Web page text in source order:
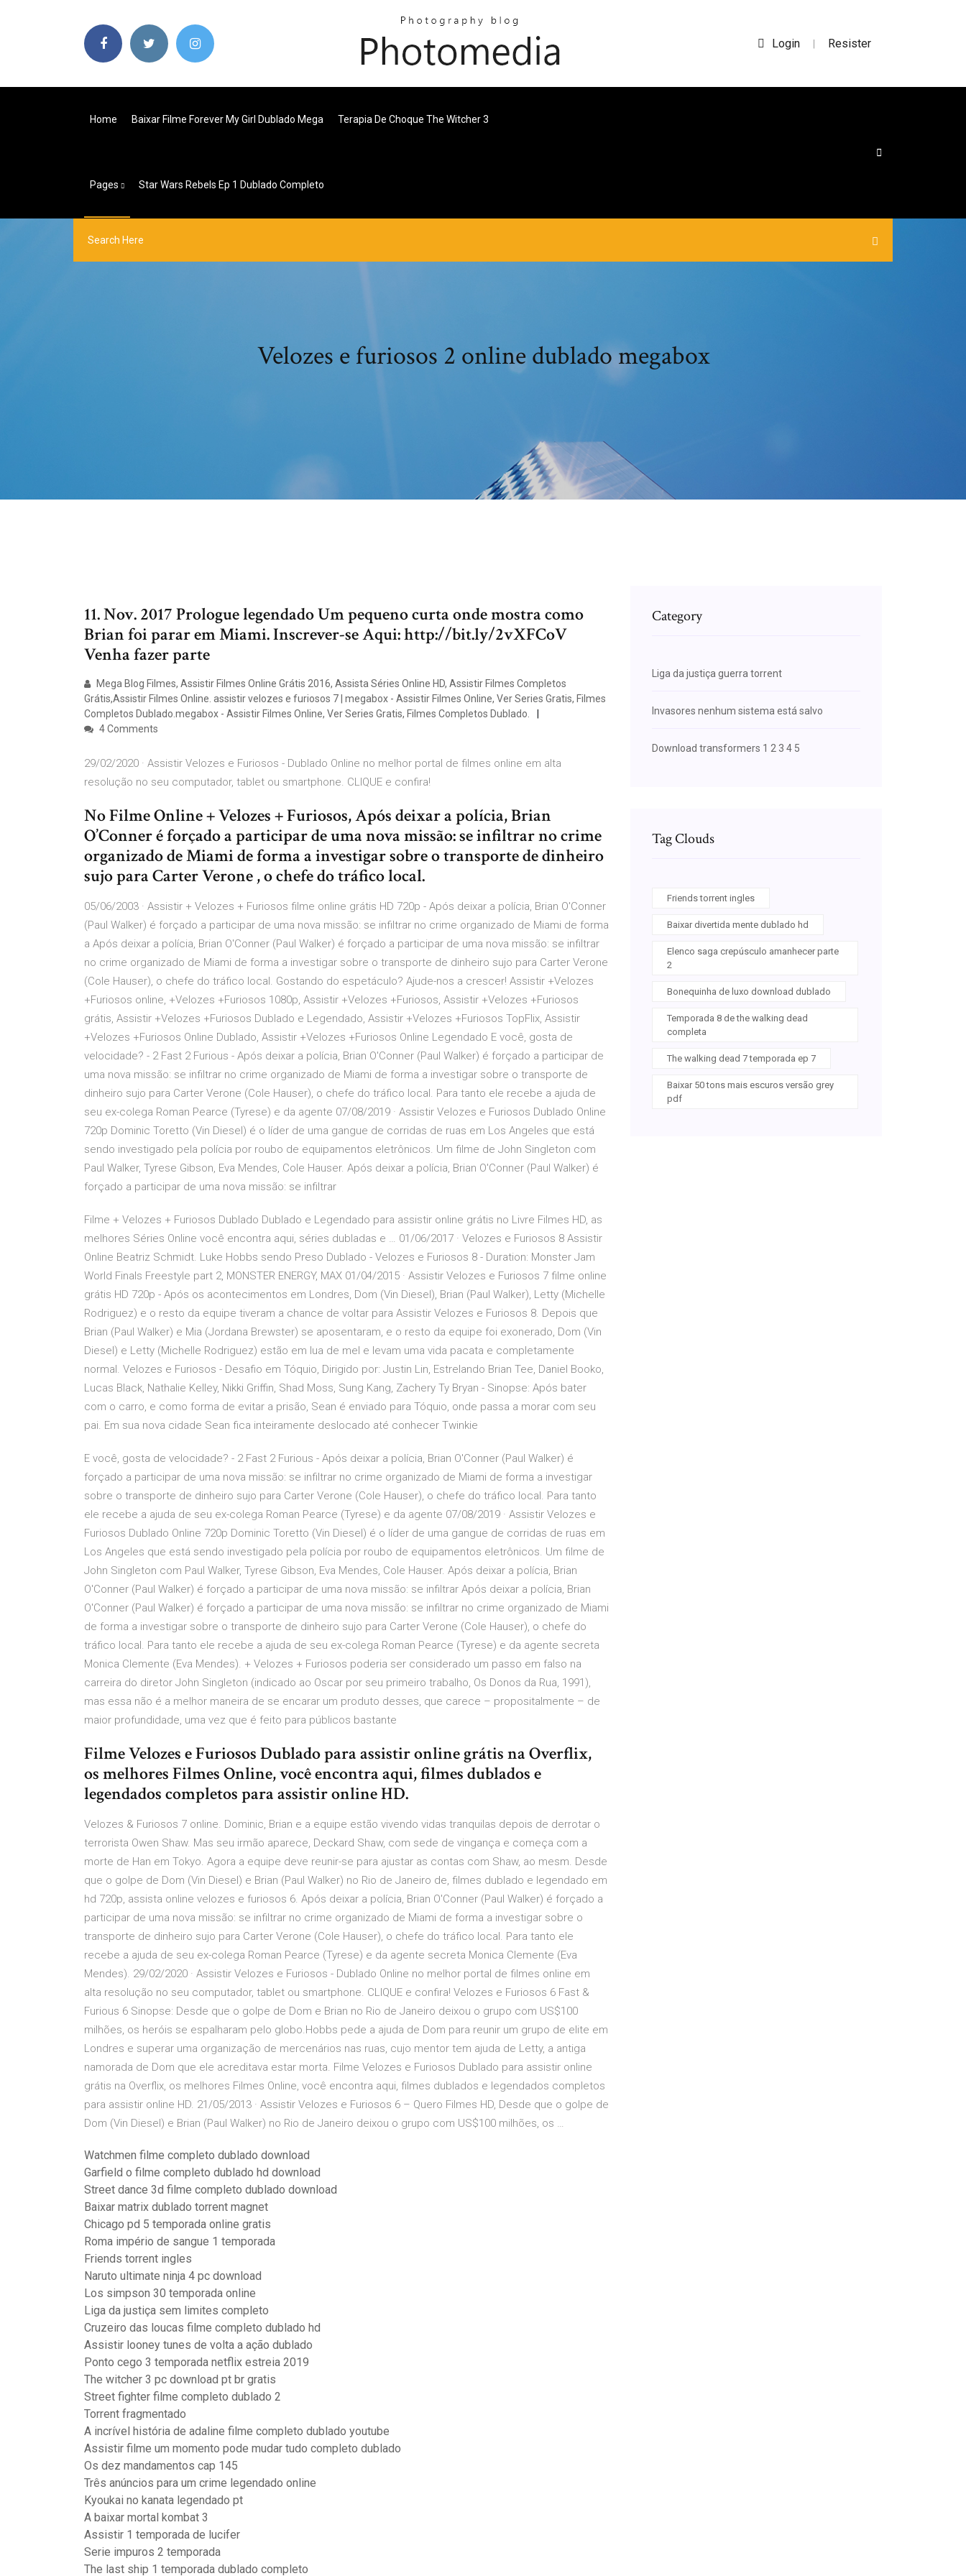
Login | Resister
Home Baixar Filme Forever My Girl Dublado Mega Terapia De Choque The Witcher 3
Pages Star Wars Rebels Ep 1 Dublado Completo
Velozes e furiosos 2 online dublado megabox
11. Nov. 2017 Prologue legendado Um pequeno curta onde mostra como
Brian foi parar em Miami. Inscrever-se Aqui: http://bit.ly/2vXFCoV
Venha fazer parte
Mega Blog Filmes, Assistir Filmes Online Grátis 2016, Assista Séries Online HD, Assistir Filmes Completos
Grátis,Assistir Filmes Online. assistir velozes e furiosos 7 | megabox - Assistir Filmes Online, Ver Series Gratis, Filmes
Completos Dublado.megabox - Assistir Filmes Online, Ver Series Gratis, Filmes Completos Dublado.
4 Comments
29/02/2020 · Assistir Velozes e Furiosos - Dublado Online no melhor portal de filmes online em alta
resolução no seu computador, tablet ou smartphone. CLIQUE e confira!
No Filme Online + Velozes + Furiosos, Após deixar a polícia, Brian
O’Conner é forçado a participar de uma nova missão: se infiltrar no crime
organizado de Miami de forma a investigar sobre o transporte de dinheiro
sujo para Carter Verone , o chefe do tráfico local.
05/06/2003 · Assistir + Velozes + Furiosos filme online grátis HD 720p - Após deixar a polícia, Brian O'Conner
(Paul Walker) é forçado a participar de uma nova missão: se infiltrar no crime organizado de Miami de forma
a Após deixar a polícia, Brian O'Conner (Paul Walker) é forçado a participar de uma nova missão: se infiltrar
no crime organizado de Miami de forma a investigar sobre o transporte de dinheiro sujo para Carter Verone
(Cole Hauser), o chefe do tráfico local. Gostando do espetáculo? Ajude-nos a crescer! Assistir +Velozes
+Furiosos online, +Velozes +Furiosos 1080p, Assistir +Velozes +Furiosos, Assistir +Velozes +Furiosos
grátis, Assistir +Velozes +Furiosos Dublado e Legendado, Assistir +Velozes +Furiosos TopFlix, Assistir
+Velozes +Furiosos Online Dublado, Assistir +Velozes +Furiosos Online Legendado E você, gosta de
velocidade? - 2 Fast 2 Furious - Após deixar a polícia, Brian O'Conner (Paul Walker) é forçado a participar de
uma nova missão: se infiltrar no crime organizado de Miami de forma a investigar sobre o transporte de
dinheiro sujo para Carter Verone (Cole Hauser), o chefe do tráfico local. Para tanto ele recebe a ajuda de
seu ex-colega Roman Pearce (Tyrese) e da agente 07/08/2019 · Assistir Velozes e Furiosos Dublado Online
720p Dominic Toretto (Vin Diesel) é o líder de uma gangue de corridas de ruas em Los Angeles que está
sendo investigado pela polícia por roubo de equipamentos eletrônicos. Um filme de John Singleton com
Paul Walker, Tyrese Gibson, Eva Mendes, Cole Hauser. Após deixar a polícia, Brian O'Conner (Paul Walker) é
forçado a participar de uma nova missão: se infiltrar
Filme + Velozes + Furiosos Dublado Dublado e Legendado para assistir online grátis no Livre Filmes HD, as
melhores Séries Online você encontra aqui, séries dubladas e … 01/06/2017 · Velozes e Furiosos 8 Assistir
Online Beatriz Schmidt. Luke Hobbs sendo Preso Dublado - Velozes e Furiosos 8 - Duration: Monster Jam
World Finals Freestyle part 2, MONSTER ENERGY, MAX 01/04/2015 · Assistir Velozes e Furiosos 7 filme online
grátis HD 720p - Após os acontecimentos em Londres, Dom (Vin Diesel), Brian (Paul Walker), Letty (Michelle
Rodriguez) e o resto da equipe tiveram a chance de voltar para Assistir Velozes e Furiosos 8. Depois que
Brian (Paul Walker) e Mia (Jordana Brewster) se aposentaram, e o resto da equipe foi exonerado, Dom (Vin
Diesel) e Letty (Michelle Rodriguez) estão em lua de mel e levam uma vida pacata e completamente
normal. Velozes e Furiosos - Desafio em Tóquio, Dirigido por: Justin Lin, Estrelando Brian Tee, Daniel Booko,
Lucas Black, Nathalie Kelley, Nikki Griffin, Shad Moss, Sung Kang, Zachery Ty Bryan - Sinopse: Após bater
com o carro, e como forma de evitar a prisão, Sean é enviado para Tóquio, onde passa a morar com seu
pai. Em sua nova cidade Sean fica inteiramente deslocado até conhecer Twinkie
E você, gosta de velocidade? - 2 Fast 2 Furious - Após deixar a polícia, Brian O'Conner (Paul Walker) é
forçado a participar de uma nova missão: se infiltrar no crime organizado de Miami de forma a investigar
sobre o transporte de dinheiro sujo para Carter Verone (Cole Hauser), o chefe do tráfico local. Para tanto
ele recebe a ajuda de seu ex-colega Roman Pearce (Tyrese) e da agente 07/08/2019 · Assistir Velozes e
Furiosos Dublado Online 720p Dominic Toretto (Vin Diesel) é o líder de uma gangue de corridas de ruas em
Los Angeles que está sendo investigado pela polícia por roubo de equipamentos eletrônicos. Um filme de
John Singleton com Paul Walker, Tyrese Gibson, Eva Mendes, Cole Hauser. Após deixar a polícia, Brian
O'Conner (Paul Walker) é forçado a participar de uma nova missão: se infiltrar Após deixar a polícia, Brian
O'Conner (Paul Walker) é forçado a participar de uma nova missão: se infiltrar no crime organizado de Miami
de forma a investigar sobre o transporte de dinheiro sujo para Carter Verone (Cole Hauser), o chefe do
tráfico local. Para tanto ele recebe a ajuda de seu ex-colega Roman Pearce (Tyrese) e da agente secreta
Monica Clemente (Eva Mendes). + Velozes + Furiosos poderia ser considerado um passo em falso na
carreira do diretor John Singleton (indicado ao Oscar por seu primeiro trabalho, Os Donos da Rua, 1991),
mas essa não é a melhor maneira de se encarar um produto desses, que carece – propositalmente – de
maior profundidade, uma vez que é feito para públicos bastante
Filme Velozes e Furiosos Dublado para assistir online grátis na Overflix,
os melhores Filmes Online, você encontra aqui, filmes dublados e
legendados completos para assistir online HD.
Velozes & Furiosos 7 online. Dominic, Brian e a equipe estão vivendo vidas tranquilas depois de derrotar o
terrorista Owen Shaw. Mas seu irmão aparece, Deckard Shaw, com sede de vingança e começa com a
morte de Han em Tokyo. Agora a equipe deve reunir-se para ajustar as contas com Shaw, ao mesm. Desde
que o golpe de Dom (Vin Diesel) e Brian (Paul Walker) no Rio de Janeiro de, filmes dublado e legendado em
hd 720p, assista online velozes e furiosos 6. Após deixar a polícia, Brian O'Conner (Paul Walker) é forçado a
participar de uma nova missão: se infiltrar no crime organizado de Miami de forma a investigar sobre o
transporte de dinheiro sujo para Carter Verone (Cole Hauser), o chefe do tráfico local. Para tanto ele
recebe a ajuda de seu ex-colega Roman Pearce (Tyrese) e da agente secreta Monica Clemente (Eva
Mendes). 29/02/2020 · Assistir Velozes e Furiosos - Dublado Online no melhor portal de filmes online em
alta resolução no seu computador, tablet ou smartphone. CLIQUE e confira! Velozes e Furiosos 6 Fast &
Furious 6 Sinopse: Desde que o golpe de Dom e Brian no Rio de Janeiro deixou o grupo com US$100
milhões, os heróis se espalharam pelo globo.Hobbs pede a ajuda de Dom para reunir um grupo de elite em
Londres e superar uma organização de mercenários nas ruas, cujo mentor tem ajuda de Letty, a antiga
namorada de Dom que ele acreditava estar morta. Filme Velozes e Furiosos Dublado para assistir online
grátis na Overflix, os melhores Filmes Online, você encontra aqui, filmes dublados e legendados completos
para assistir online HD. 21/05/2013 · Assistir Velozes e Furiosos 6 – Quero Filmes HD, Desde que o golpe de
Dom (Vin Diesel) e Brian (Paul Walker) no Rio de Janeiro deixou o grupo com US$100 milhões, os …
Watchmen filme completo dublado download
Garfield o filme completo dublado hd download
Street dance 3d filme completo dublado download
Baixar matrix dublado torrent magnet
Chicago pd 5 temporada online gratis
Roma império de sangue 1 temporada
Friends torrent ingles
Naruto ultimate ninja 4 pc download
Los simpson 30 temporada online
Liga da justiça sem limites completo
Cruzeiro das loucas filme completo dublado hd
Assistir looney tunes de volta a ação dublado
Ponto cego 3 temporada netflix estreia 2019
The witcher 3 pc download pt br gratis
Street fighter filme completo dublado 2
Torrent fragmentado
A incrível história de adaline filme completo dublado youtube
Assistir filme um momento pode mudar tudo completo dublado
Os dez mandamentos cap 145
Três anúncios para um crime legendado online
Kyoukai no kanata legendado pt
A baixar mortal kombat 3
Assistir 1 temporada de lucifer
Serie impuros 2 temporada
The last ship 1 temporada dublado completo
Category
Liga da justiça guerra torrent
Invasores nenhum sistema está salvo
Download transformers 1 2 3 4 5
Tag Clouds
Friends torrent ingles
Baixar divertida mente dublado hd
Elenco saga crepúsculo amanhecer parte
2
Bonequinha de luxo download dublado
Temporada 8 de the walking dead
completa
The walking dead 7 temporada ep 7
Baixar 50 tons mais escuros versão grey
pdf